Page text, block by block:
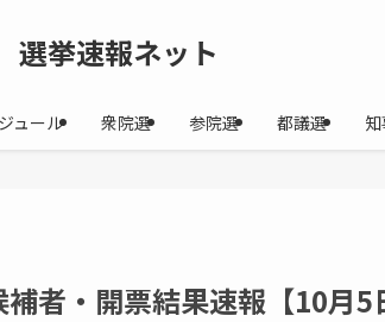
選挙速報ネット
ュール 衆院選 参院選 都議選
者・開票結果速報【10月5